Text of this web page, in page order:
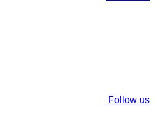
Follow us